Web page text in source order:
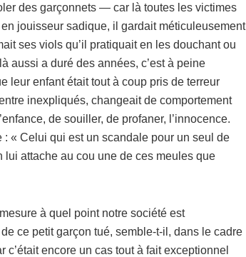
des garçonnets — car là toutes les victimes
jouisseur sadique, il gardait méticuleusement
ses viols qu’il pratiquait en les douchant ou
aussi a duré des années, c’est à peine
leur enfant était tout à coup pris de terreur
inexpliqués, changeait de comportement
de souiller, de profaner, l’innocence.
: « Celui qui est un scandale pour un seul de
lui attache au cou une de ces meules que
à quel point notre société est
ce petit garçon tué, semble-t-il, dans le cadre
encore un cas tout à fait exceptionnel